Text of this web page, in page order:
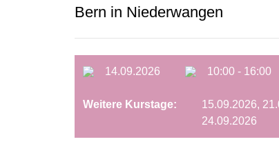
Bern in Niederwangen
14.09.2026 10:00 - 16:00
Weitere Kurstage:
15.09.2026,
24.09.2026